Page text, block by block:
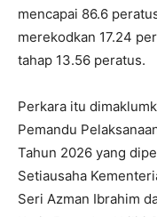
mencapai 86.6
merekodkan 17.24
tahap 13.56 peratus.
Perkara itu
Pemandu
Tahun 2026 yang
Setiausaha
Seri Azman Ibrahim